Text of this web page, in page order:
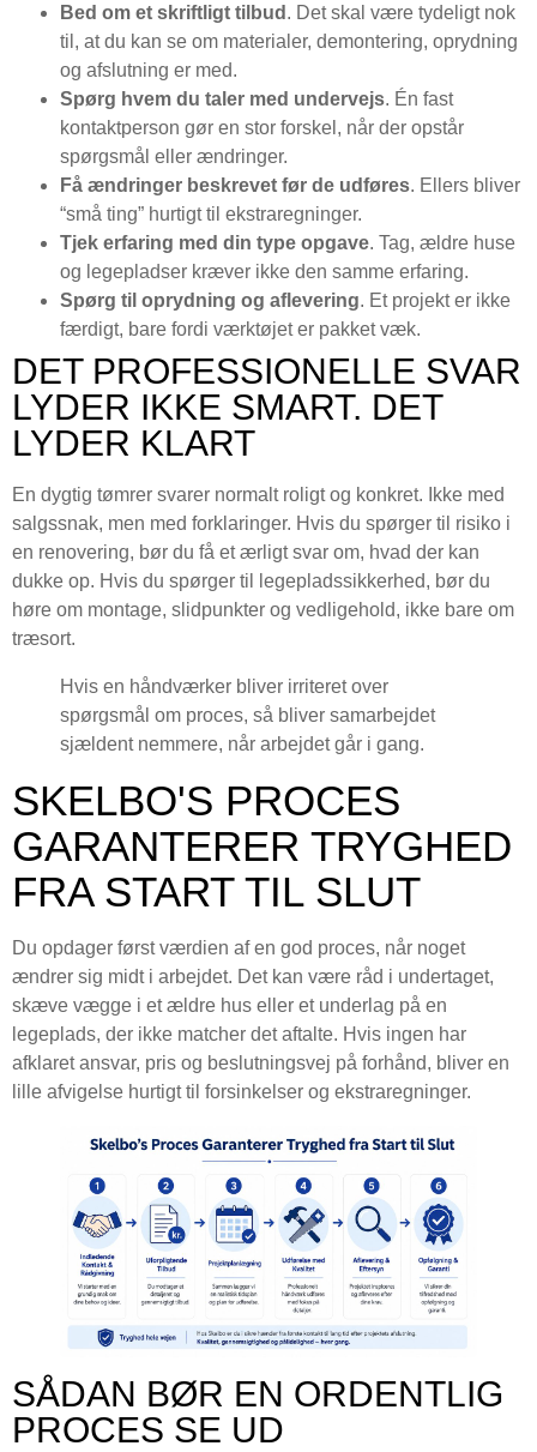
Bed om et skriftligt tilbud . Det skal være tydeligt nok
til, at du kan se om materialer, demontering, oprydning
og afslutning er med.
Spørg hvem du taler med undervejs. Én fast
kontaktperson gør en stor forskel, når der opstår
spørgsmål eller ændringer.
Få ændringer beskrevet før de udføres. Ellers bliver
“små ting” hurtigt til ekstraregninger.
Tjek erfaring med din type opgave. Tag, ældre huse
og legepladser kræver ikke den samme erfaring.
Spørg til oprydning og aflevering. Et projekt er ikke
færdigt, bare fordi værktøjet er pakket væk.
DET PROFESSIONELLE SVAR
LYDER IKKE SMART. DET
LYDER KLART
En dygtig tømrer svarer normalt roligt og konkret. Ikke med
salgssnak, men med forklaringer. Hvis du spørger til risiko i
en renovering, bør du få et ærligt svar om, hvad der kan
dukke op. Hvis du spørger til legepladssikkerhed, bør du
høre om montage, slidpunkter og vedligehold, ikke bare om
træsort.
Hvis en håndværker bliver irriteret over
spørgsmål om proces, så bliver samarbejdet
sjældent nemmere, når arbejdet går i gang.
SKELBO'S PROCES
GARANTERER TRYGHED
FRA START TIL SLUT
Du opdager først værdien af en god proces, når noget
ændrer sig midt i arbejdet. Det kan være råd i undertaget,
skæve vægge i et ældre hus eller et underlag på en
legeplads, der ikke matcher det aftalte. Hvis ingen har
afklaret ansvar, pris og beslutningsvej på forhånd, bliver en
lille afvigelse hurtigt til forsinkelser og ekstraregninger.
SÅDAN BØR EN ORDENTLIG
PROCES SE UD